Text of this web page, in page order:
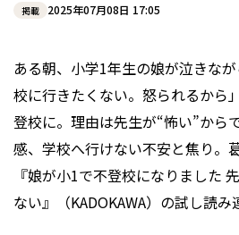
掲載 2025年07月08日 17:05
ある朝、小学1年生の娘が泣きな
校に行きたくない。怒られるから
登校に。理由は先生が“怖い”から
感、学校へ行けない不安と焦り。
『娘が小1で不登校になりました
ない』（KADOKAWA）の試し読み